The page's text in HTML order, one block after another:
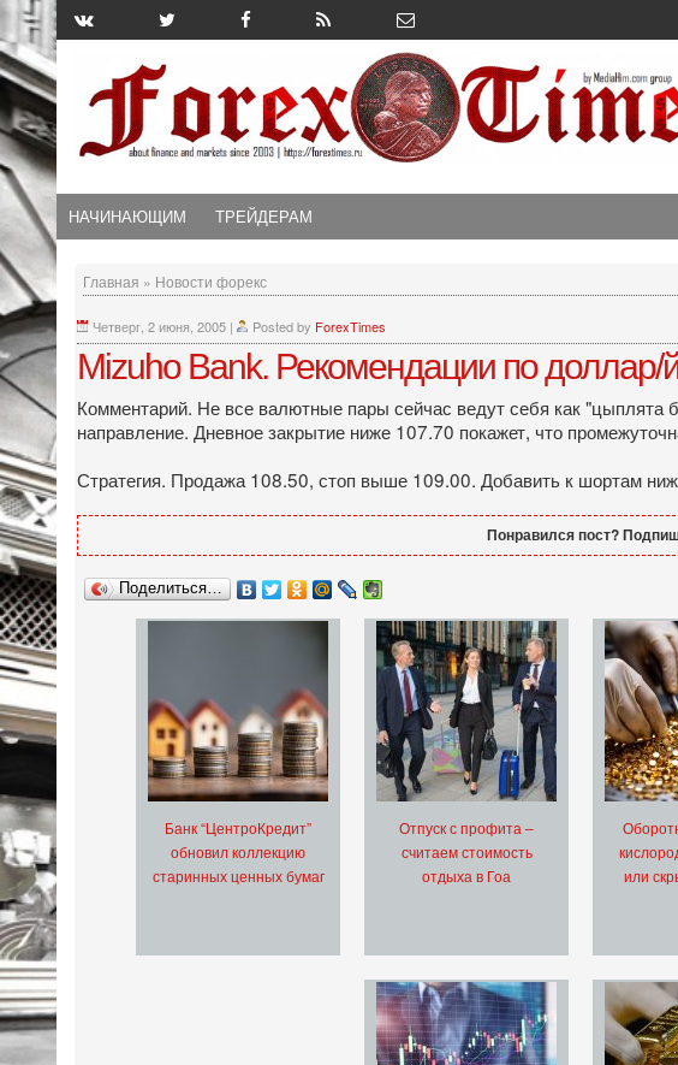
НАЧИНАЮЩИМ ТРЕЙДЕРАМ
Главная » Новости форекс
Четверг, 2 июня, 2005 | Posted by ForexTimes
Mizuho Bank. Рекомендации по доллар/
Комментарий. Не все валютные пары сейчас ведут себя как "цыплята
направление. Дневное закрытие ниже 107.70 покажет, что
Стратегия. Продажа 108.50, стоп выше 109.00. Добавить к шортам
Понравился пост?
Поделиться…
Банк “ЦентроКредит”
обновил коллекцию
старинных ценных бумаг
Отпуск с профита –
считаем стоимость
отдыха в Гоа
или